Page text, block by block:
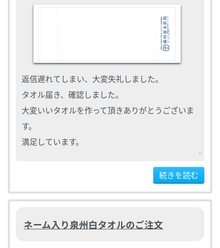
返信遅れてしまい、大変失礼しました。
タオル届き、確認しました。
大変いいタオルを作って頂きありがとうございま
す。
満足しています。
続きを読む
ネーム入り泉州白タオルのご注文